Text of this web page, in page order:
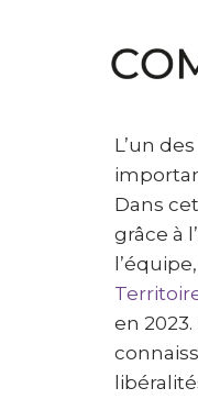
L’un
Dans
grâce à
l’équipe,
en